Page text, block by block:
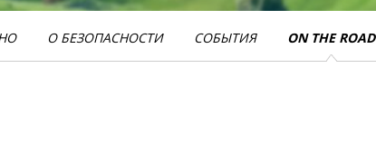
О БЕЗОПАСНОСТИ СОБЫТИЯ ON THE ROAD